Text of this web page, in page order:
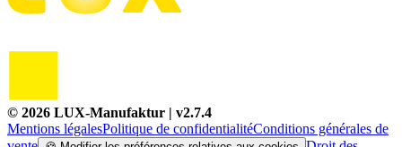
© 2026 LUX-Manufaktur | v2.7.4
Mentions légalesPolitique de confidentialitéConditions générales de